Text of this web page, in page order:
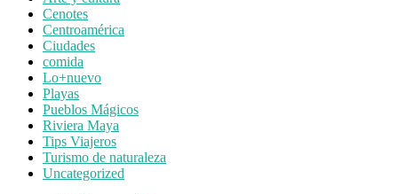
Cenotes
Centroamérica
Ciudades
comida
Lo+nuevo
Playas
Pueblos Mágicos
Riviera Maya
Tips Viajeros
Turismo de naturaleza
Uncategorized